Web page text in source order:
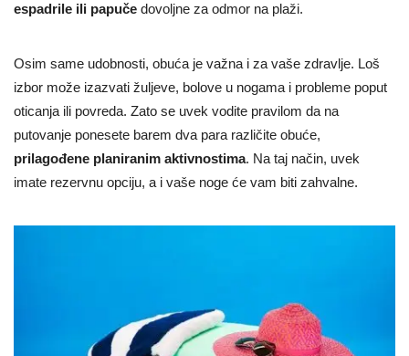
espadrile ili papuče dovoljne za odmor na plaži.
Osim same udobnosti, obuća je važna i za vaše zdravlje. Loš
izbor može izazvati žuljeve, bolove u nogama i probleme poput
oticanja ili povreda. Zato se uvek vodite pravilom da na
putovanje ponesete barem dva para različite obuće,
prilagođene planiranim aktivnostima. Na taj način, uvek
imate rezervnu opciju, a i vaše noge će vam biti zahvalne.